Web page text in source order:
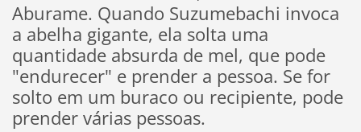
Aburame. Quando Suzumebachi invoca
a abelha gigante, ela solta uma
quantidade absurda de mel, que pode
"endurecer" e prender a pessoa. Se for
solto em um buraco ou recipiente, pode
prender várias pessoas.